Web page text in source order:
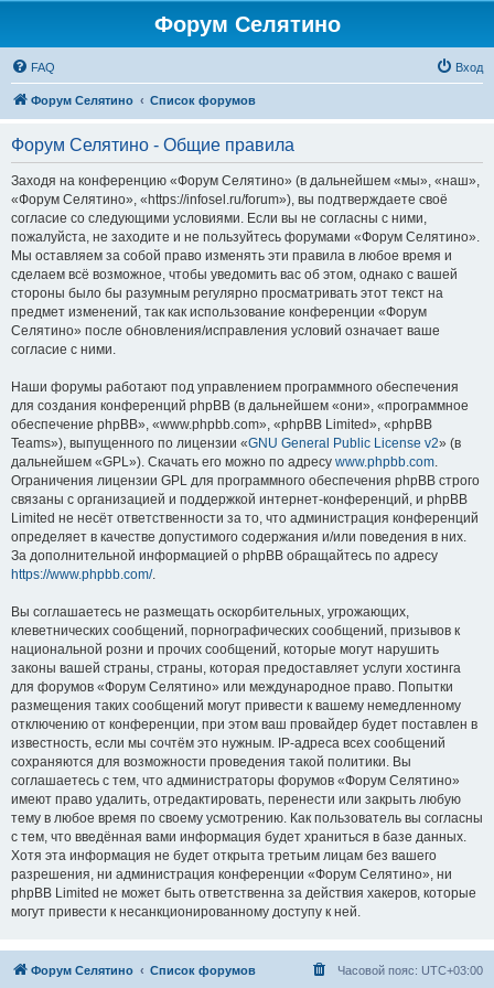
Форум Селятино
FAQ Вход
Форум Селятино Список форумов
Форум Селятино - Общие правила
Заходя на конференцию «Форум Селятино» (в дальнейшем «мы», «наш»,
«Форум Селятино», «https://infosel.ru/forum»), вы подтверждаете своё
согласие со следующими условиями. Если вы не согласны с ними,
пожалуйста, не заходите и не пользуйтесь форумами «Форум Селятино».
Мы оставляем за собой право изменять эти правила в любое время и
сделаем всё возможное, чтобы уведомить вас об этом, однако с вашей
стороны было бы разумным регулярно просматривать этот текст на
предмет изменений, так как использование конференции «Форум
Селятино» после обновления/исправления условий означает ваше
согласие с ними.
Наши форумы работают под управлением программного обеспечения
для создания конференций phpBB (в дальнейшем «они», «программное
обеспечение phpBB», «www.phpbb.com», «phpBB Limited», «phpBB
Teams»), выпущенного по лицензии «GNU General Public License v2» (в
дальнейшем «GPL»). Скачать его можно по адресу www.phpbb.com.
Ограничения лицензии GPL для программного обеспечения phpBB строго
связаны с организацией и поддержкой интернет-конференций, и phpBB
Limited не несёт ответственности за то, что администрация конференций
определяет в качестве допустимого содержания и/или поведения в них.
За дополнительной информацией о phpBB обращайтесь по адресу
https://www.phpbb.com/.
Вы соглашаетесь не размещать оскорбительных, угрожающих,
клеветнических сообщений, порнографических сообщений, призывов к
национальной розни и прочих сообщений, которые могут нарушить
законы вашей страны, страны, которая предоставляет услуги хостинга
для форумов «Форум Селятино» или международное право. Попытки
размещения таких сообщений могут привести к вашему немедленному
отключению от конференции, при этом ваш провайдер будет поставлен в
известность, если мы сочтём это нужным. IP-адреса всех сообщений
сохраняются для возможности проведения такой политики. Вы
соглашаетесь с тем, что администраторы форумов «Форум Селятино»
имеют право удалить, отредактировать, перенести или закрыть любую
тему в любое время по своему усмотрению. Как пользователь вы согласны
с тем, что введённая вами информация будет храниться в базе данных.
Хотя эта информация не будет открыта третьим лицам без вашего
разрешения, ни администрация конференции «Форум Селятино», ни
phpBB Limited не может быть ответственна за действия хакеров, которые
могут привести к несанкционированному доступу к ней.
Форум Селятино Список форумов Часовой пояс: UTC+03:00